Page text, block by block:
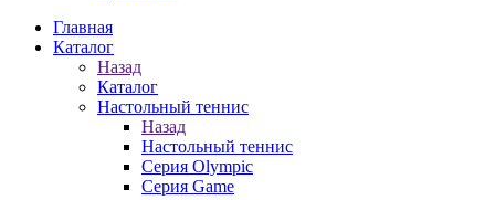
Главная
Каталог
Назад
Каталог
Настольный теннис
Назад
Настольный теннис
Серия Olympic
Серия Game